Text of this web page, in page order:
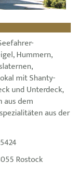
Hummern,
mit Shanty-
und Unterdeck,
aus dem
aus der
Rostock